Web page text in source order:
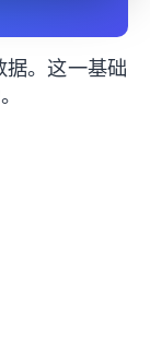
。这一基础